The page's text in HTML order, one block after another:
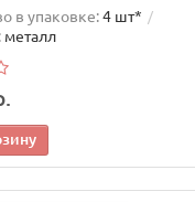
в упаковке:4 шт*
металл